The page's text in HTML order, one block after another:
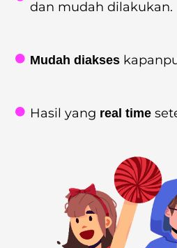
dan mudah dilakukan.
Mudah diakses
Hasil yang real time